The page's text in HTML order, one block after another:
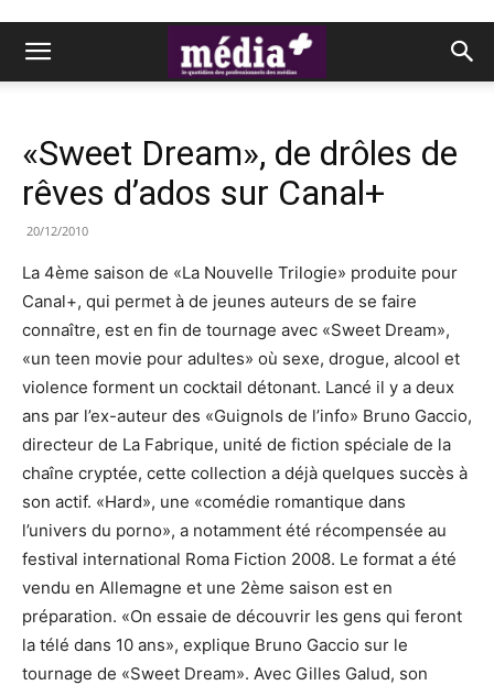
«Sweet Dream», de drôles de
rêves d’ados sur Canal+
20/12/2010
La 4ème saison de «La Nouvelle Trilogie» produite pour
Canal+, qui permet à de jeunes auteurs de se faire
connaître, est en fin de tournage avec «Sweet Dream»,
«un teen movie pour adultes» où sexe, drogue, alcool et
violence forment un cocktail détonant. Lancé il y a deux
ans par l’ex-auteur des «Guignols de l’info» Bruno Gaccio,
directeur de La Fabrique, unité de fiction spéciale de la
chaîne cryptée, cette collection a déjà quelques succès à
son actif. «Hard», une «comédie romantique dans
l’univers du porno», a notamment été récompensée au
festival international Roma Fiction 2008. Le format a été
vendu en Allemagne et une 2ème saison est en
préparation. «On essaie de découvrir les gens qui feront
la télé dans 10 ans», explique Bruno Gaccio sur le
tournage de «Sweet Dream». Avec Gilles Galud, son